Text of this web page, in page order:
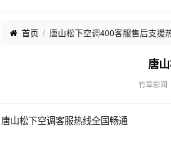
首页 唐山松下空调400客服售后支援
唐
竹翠影闻
唐山松下空调客服热线全国畅通